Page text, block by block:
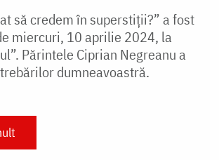
să credem în superstiții?” a fost
miercuri, 10 aprilie 2024, la
Părintele Ciprian Negreanu a
dumneavoastră.